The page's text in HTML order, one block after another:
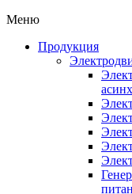
Меню
Продукция